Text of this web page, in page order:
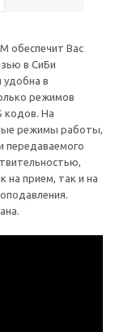
обеспечит Вас
в СиБи
удобна в
режимов
кодов. На
режимы работы,
передаваемого
на прием, так и на